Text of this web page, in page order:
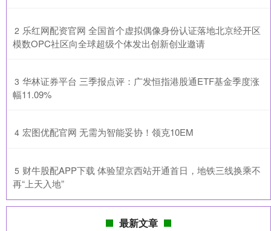
2 ​乐红网配资官网 全国首个虚拟偶像身份认证落地北京经开区
模数OPC社区向全球超级个体发出创新创业邀请
3 ​华林证券平台 三季报点评：广发恒指港股通ETF基金季度涨
幅11.09%
4 ​宏图优配官网 无需为智能妥协！领克10EM
5 ​财牛股配APP下载 体验望京西站开通首日，地铁三线换乘不
再“上天入地”
最新文章